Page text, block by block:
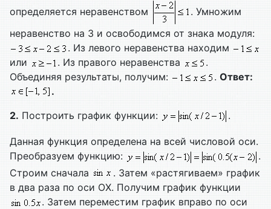
определяется неравенством
. Умножим
неравенство на 3 и освободимся от знака модуля:
. Из левого неравенства находим
или
. Из правого неравенства
.
Объединяя результаты, получим:
. Ответ:
.
2. Построить график функции: .
Данная функция определена на всей числовой оси.
Преобразуем функцию:
.
Строим сначала
. Затем «растягиваем» график
в два раза по оси ОХ. Получим график функции
. Затем переместим график вправо по оси